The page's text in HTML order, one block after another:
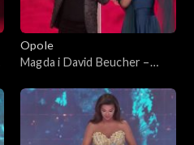
Opole
Magda i David Beucher –
Koncert „Trzy ćwiartki Jacka
Cygana”